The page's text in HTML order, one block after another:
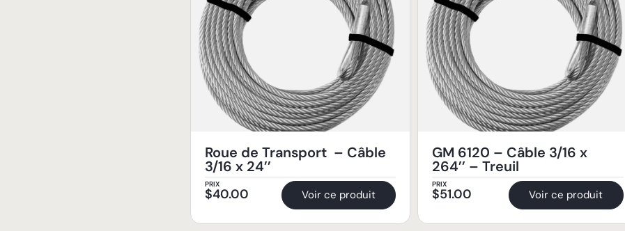
Roue de Transport – Câble
3/16 x 24’’
PRIX
$40.00 Voir ce produit
GM 6120 – Câble 3/16 x
264’’ – Treuil
PRIX
$51.00 Voir ce produit